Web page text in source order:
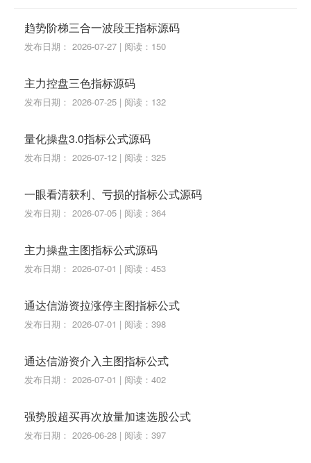
趋势阶梯三合一波段王指标源码
发布日期： 2026-07-27 | 阅读：150
主力控盘三色指标源码
发布日期： 2026-07-25 | 阅读：132
量化操盘3.0指标公式源码
发布日期： 2026-07-12 | 阅读：325
一眼看清获利、亏损的指标公式源码
发布日期： 2026-07-05 | 阅读：364
主力操盘主图指标公式源码
发布日期： 2026-07-01 | 阅读：453
通达信游资拉涨停主图指标公式
发布日期： 2026-07-01 | 阅读：398
通达信游资介入主图指标公式
发布日期： 2026-07-01 | 阅读：402
强势股超买再次放量加速选股公式
发布日期： 2026-06-28 | 阅读：397